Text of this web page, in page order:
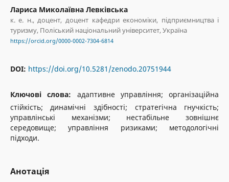
Лариса Миколаївна Левківська
к. е. н., доцент, доцент кафедри економіки, підприємництва і
туризму, Поліський національний університет, Україна
https://orcid.org/0000-0002-7304-6814
DOI: https://doi.org/10.5281/zenodo.20751944
Ключові слова: адаптивне управління; організаційна
стійкість; динамічні здібності; стратегічна гнучкість;
управлінські механізми; нестабільне зовнішнє
середовище; управління ризиками; методологічні
підходи.
Анотація